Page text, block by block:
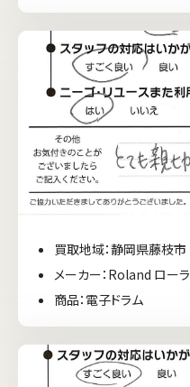
買取地域：静岡県藤枝市
メーカー：Roland ロー
商品：電子ドラム